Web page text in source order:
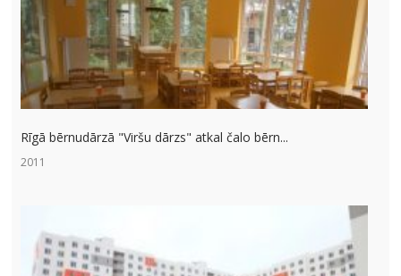
Rīgā bērnudārzā "Viršu dārzs" atkal čalo bērn...
2011